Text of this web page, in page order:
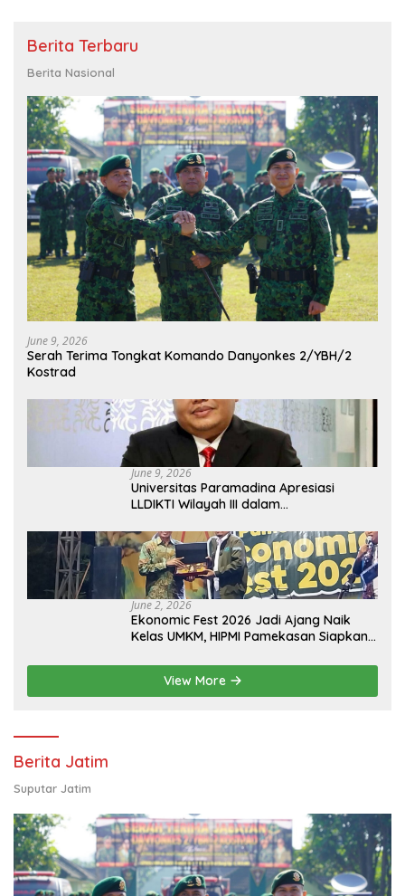
Berita Terbaru
Berita Nasional
June 9, 2026
Serah Terima Tongkat Komando Danyonkes 2/YBH/2
Kostrad
June 9, 2026
Universitas Paramadina Apresiasi
LLDIKTI Wilayah III dalam
Tinggi Swasta
June 2, 2026
Ekonomic Fest 2026 Jadi Ajang Naik
Kelas UMKM, HIPMI Pamekasan Siapkan
Pendampingan Usaha
View More
Berita Jatim
Suputar Jatim